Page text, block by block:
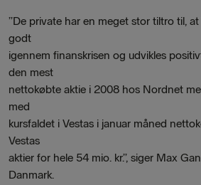
”De private har en meget stor tiltro til,
godt
igennem finanskrisen og udvikles
den mest
nettokøbte aktie i 2008 hos Nordnet
med
kursfaldet i Vestas i januar måned
Vestas
aktier for hele 54 mio. kr.”, siger Max
Danmark.